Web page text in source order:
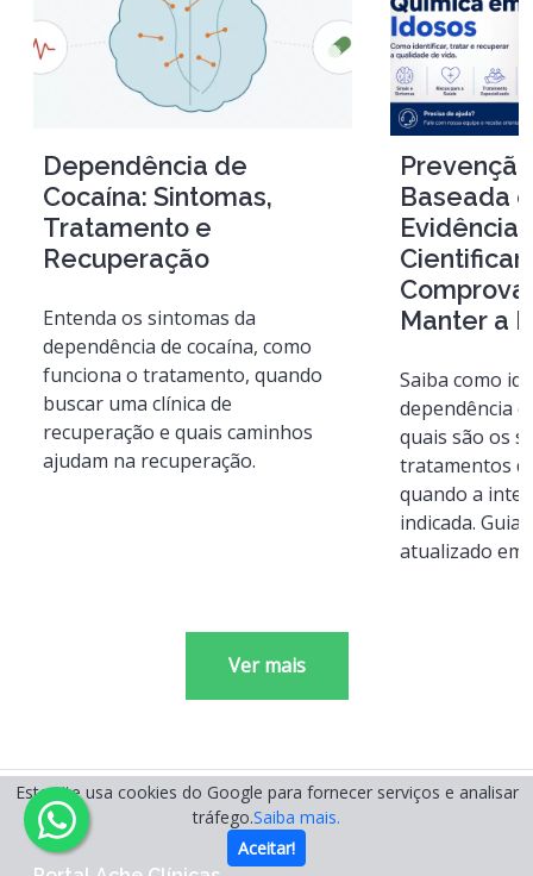
Dependência de
Cocaína: Sintomas,
Tratamento e
Recuperação
Entenda os sintomas da
dependência de cocaína, como
funciona o tratamento, quando
buscar uma clínica de
recuperação e quais caminhos
ajudam na recuperação.
Baseada
Manter a
Saiba como
dependência
quais são os
tratamentos
quando a
indicada. Guia
atualizado em
Ver mais
Este site usa cookies do Google para fornecer serviços e analisar
tráfego.Saiba mais.
Aceitar!